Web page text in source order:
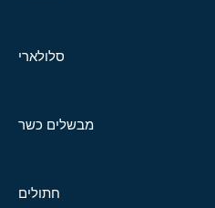
סלולארי
מבשלים כשר
חתולים